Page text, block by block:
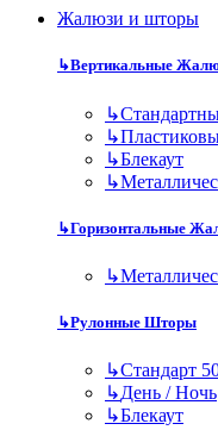
Жалюзи и шторы
↳Вертикальные
↳
↳
↳Блекаут
↳
↳Горизонтальные
↳
↳Рулонные Шторы
↳Стандарт
↳День / Ночь
↳Блекаут